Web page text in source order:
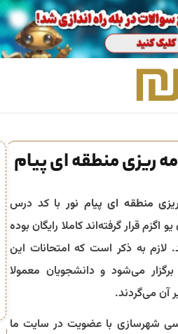
ریزی منطقه ای پیام
منطقه ای پیام نوربا کد درس
یو اگزم قرار گرفته‌اند کاملا رایگان بوده
لازم به ذکر است که امتحانات این
می‌شود و دانشجویان معمولا
آن می‌گردند.
شهرسازی با عضویت در سایت ما